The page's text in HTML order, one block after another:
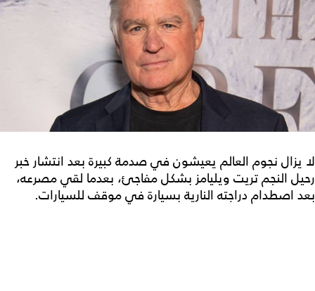
لا يزال نجوم العالم يعيشون في صدمة كبيرة بعد انتشار خبر
رحيل النجم تريت ويليامز بشكل مفاجئ، بعدما لقي مصرعه،
بعد اصطدام دراجته النارية بسيارة في موقف للسيارات.